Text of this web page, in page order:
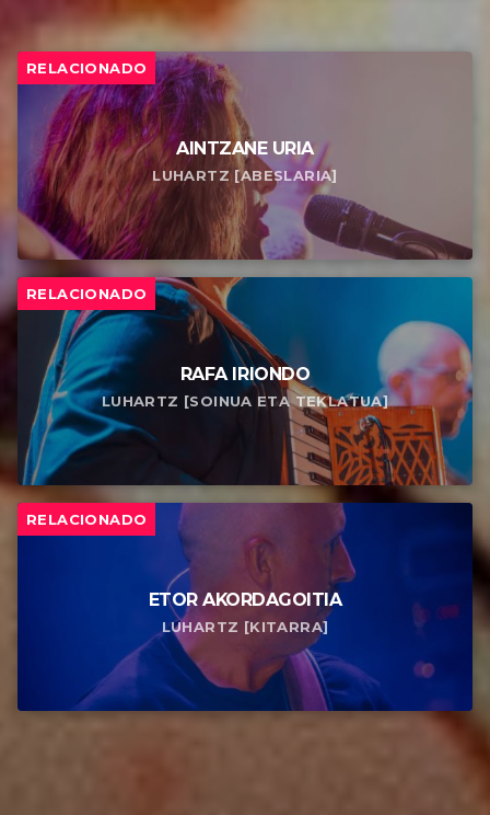
RELACIONADO
AINTZANE URIA
LUHARTZ [ABESLARIA]
RELACIONADO
RAFA IRIONDO
LUHARTZ [SOINUA ETA TEKLATUA]
RELACIONADO
ETOR AKORDAGOITIA
LUHARTZ [KITARRA]